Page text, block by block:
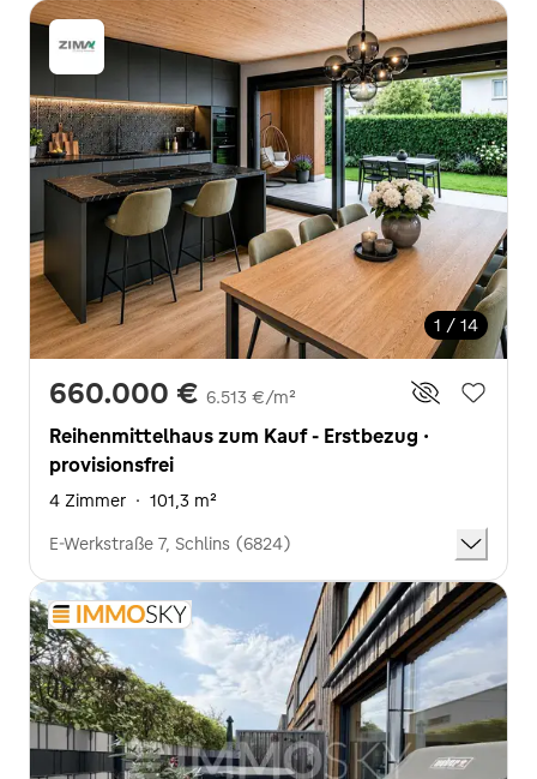
1 / 14
660.000 € 6.513 €/m²
Reihenmittelhaus zum Kauf - Erstbezug ·
provisionsfrei
4 Zimmer · 101,3 m²
E-Werkstraße 7, Schlins (6824)